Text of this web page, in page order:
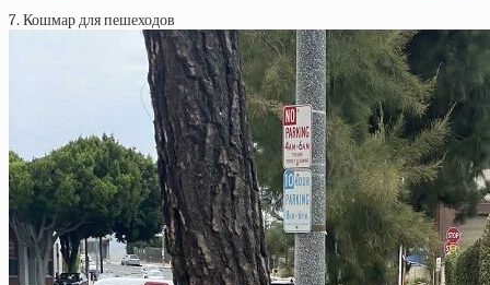
7. Кошмар для пешеходов